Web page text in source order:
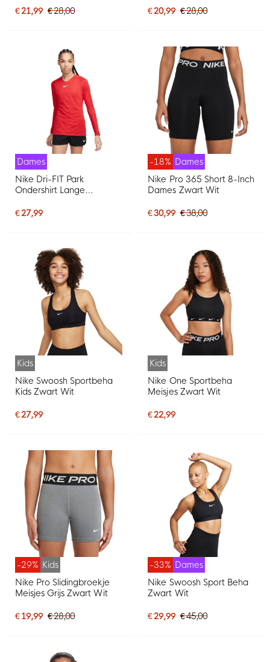
€ 21,99 € 28,00
€ 20,99 € 28,00
Dames
Nike Dri-FIT Park
Ondershirt Lange
Wit
€ 27,99
-18% Dames
Nike Pro 365 Short 8-Inch
Dames Zwart Wit
€ 30,99 € 38,00
Kids
Nike Swoosh Sportbeha
Kids Zwart Wit
€ 27,99
Kids
Nike One Sportbeha
Meisjes Zwart Wit
€ 22,99
-29% Kids
Nike Pro Slidingbroekje
Meisjes Grijs Zwart Wit
€ 19,99 € 28,00
-33% Dames
Nike Swoosh Sport Beha
Zwart Wit
€ 29,99 € 45,00